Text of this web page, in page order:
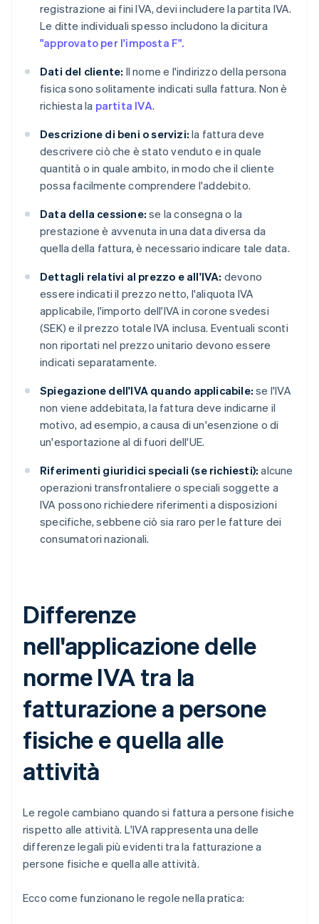
registrazione ai fini IVA, devi includere la partita IVA.
Le ditte individuali spesso includono la dicitura
"approvato per l'imposta F".
Dati del cliente: Il nome e l'indirizzo della persona
fisica sono solitamente indicati sulla fattura. Non è
richiesta la partita IVA.
Descrizione di beni o servizi: la fattura deve
descrivere ciò che è stato venduto e in quale
quantità o in quale ambito, in modo che il cliente
possa facilmente comprendere l'addebito.
Data della cessione: se la consegna o la
prestazione è avvenuta in una data diversa da
quella della fattura, è necessario indicare tale data.
Dettagli relativi al prezzo e all'IVA: devono
essere indicati il prezzo netto, l'aliquota IVA
applicabile, l'importo dell'IVA in corone svedesi
(SEK) e il prezzo totale IVA inclusa. Eventuali sconti
non riportati nel prezzo unitario devono essere
indicati separatamente.
Spiegazione dell'IVA quando applicabile: se l'IVA
non viene addebitata, la fattura deve indicarne il
motivo, ad esempio, a causa di un'esenzione o di
un'esportazione al di fuori dell'UE.
Riferimenti giuridici speciali (se richiesti): alcune
operazioni transfrontaliere o speciali soggette a
IVA possono richiedere riferimenti a disposizioni
specifiche, sebbene ciò sia raro per le fatture dei
consumatori nazionali.
Differenze
nell'applicazione delle
norme IVA tra la
fatturazione a persone
fisiche e quella alle
attività
Le regole cambiano quando si fattura a persone fisiche
rispetto alle attività. L'IVA rappresenta una delle
differenze legali più evidenti tra la fatturazione a
persone fisiche e quella alle attività.
Ecco come funzionano le regole nella pratica: